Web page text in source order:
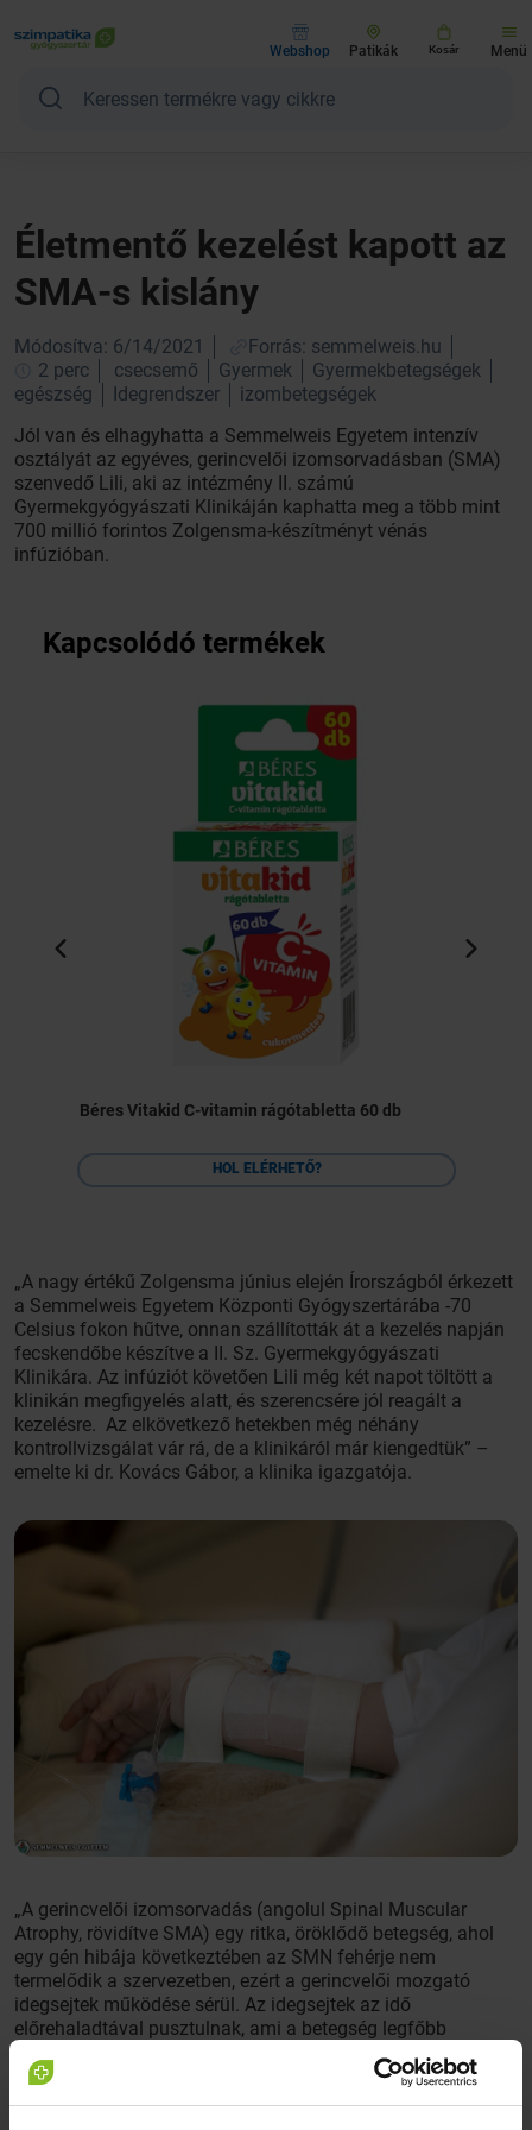
Webshop Patikák Kosár Menü
Életmentő kezelést kapott az
SMA-s kislány
Módosítva: 6/14/2021
Forrás: semmelweis.hu
2 perc
csecsemő Gyermek
Gyermekbetegségek
egészség
Idegrendszer
izombetegségek
Jól van és elhagyhatta a Semmelweis Egyetem intenzív
osztályát az egyéves, gerincvelői izomsorvadásban (SMA)
szenvedő Lili, aki az intézmény II. számú
Gyermekgyógyászati Klinikáján kaphatta meg a több mint
700 millió forintos Zolgensma-készítményt vénás
infúzióban.
Kapcsolódó termékek
Béres Vitakid C-vitamin rágótabletta 60 db
HOL ELÉRHETŐ?
„A nagy értékű Zolgensma június elején Írországból érkezett
a Semmelweis Egyetem Központi Gyógyszertárába -70
Celsius fokon hűtve, onnan szállították át a kezelés napján
fecskendőbe készítve a II. Sz. Gyermekgyógyászati
Klinikára. Az infúziót követően Lili még két napot töltött a
klinikán megfigyelés alatt, és szerencsére jól reagált a
kezelésre. Az elkövetkező hetekben még néhány
kontrollvizsgálat vár rá, de a klinikáról már kiengedtük” –
emelte ki dr. Kovács Gábor, a klinika igazgatója.
„A gerincvelői izomsorvadás (angolul Spinal Muscular
Atrophy, rövidítve SMA) egy ritka, öröklődő betegség, ahol
egy gén hibája következtében az SMN fehérje nem
termelődik a szervezetben, ezért a gerincvelői mozgató
idegsejtek működése sérül. Az idegsejtek az idő
előrehaladtával pusztulnak, ami a betegség legfőbb
magyarázza dr. Szabó Léna gyermekneurológus. A